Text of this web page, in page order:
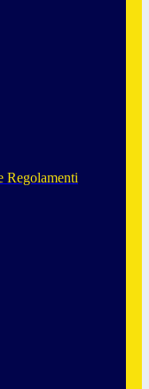
Regolamenti